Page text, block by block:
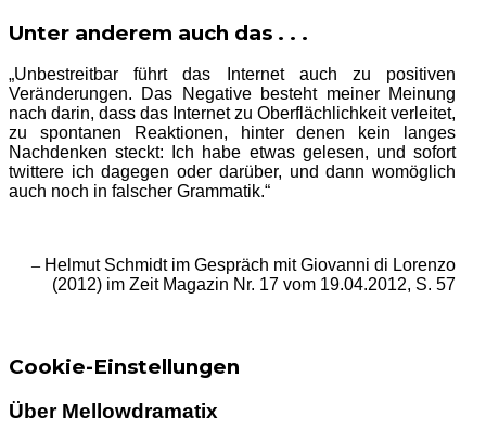
Unter anderem auch das . . .
„Unbestreitbar führt das Internet auch zu positiven
Veränderungen. Das Negative besteht meiner Meinung
nach darin, dass das Internet zu Oberflächlichkeit verleitet,
zu spontanen Reaktionen, hinter denen kein langes
Nachdenken steckt: Ich habe etwas gelesen, und sofort
twittere ich dagegen oder darüber, und dann womöglich
auch noch in falscher Grammatik.“
– Helmut Schmidt im Gespräch mit Giovanni di Lorenzo
(2012) im Zeit Magazin Nr. 17 vom 19.04.2012, S. 57
Cookie-Einstellungen
Über Mellowdramatix